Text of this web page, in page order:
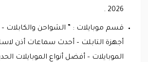
2026 .
قسم موبايلات : ” الشواحن والكابلات
أجهزة التابلت – أحدث سماعات أذن
الموبايلات – أفضل أنواع الموبايلات